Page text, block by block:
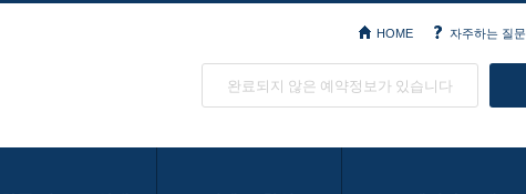
HOME 자주하는 질문
완료되지 않은 예약정보가 있습니다